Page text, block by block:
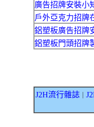
廣告招牌安裝小
戶外亞克力招牌
鋁塑板廣告招牌
鋁塑板門頭招牌
J2H流行雜誌｜